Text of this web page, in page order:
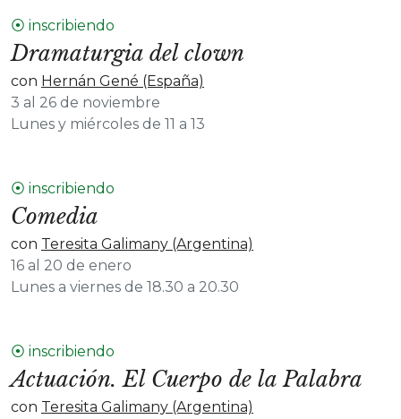
⦿ inscribiendo
Dramaturgia del clown
con Hernán Gené (España)
3 al 26 de noviembre
Lunes y miércoles de 11 a 13
⦿ inscribiendo
Comedia
con Teresita Galimany (Argentina)
16 al 20 de enero
Lunes a viernes de 18.30 a 20.30
⦿ inscribiendo
Actuación. El Cuerpo de la Palabra
con Teresita Galimany (Argentina)